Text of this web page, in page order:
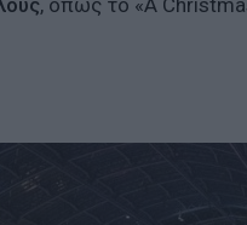
, όπως το «A